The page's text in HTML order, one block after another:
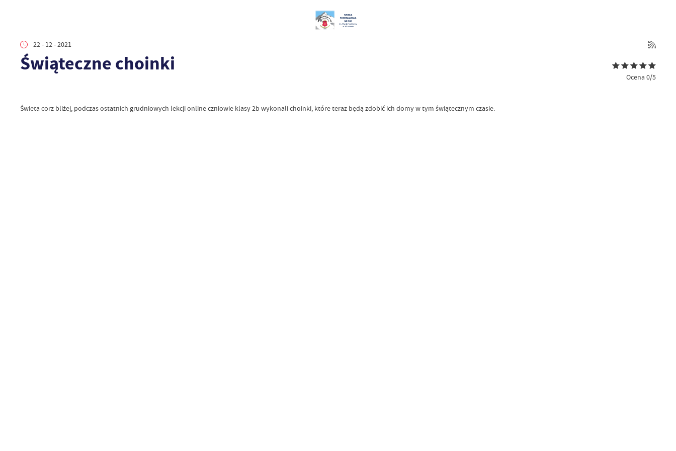
22 - 12 - 2021
Świąteczne choinki
Ocena 0/5
Świeta corz bliżej, podczas ostatnich grudniowych lekcji online czniowie klasy 2b wykonali choinki, które teraz będą zdobić ich domy w tym świątecznym czasie.